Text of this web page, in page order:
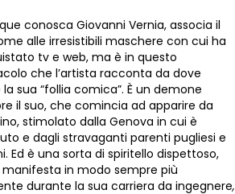
conosca Giovanni Vernia, associa il
alle irresistibili maschere con cui ha
tv e web, ma è in questo
che l’artista racconta da dove
sua “follia comica”. È un demone
il suo, che comincia ad apparire da
stimolato dalla Genova in cui è
e dagli stravaganti parenti pugliesi e
Ed è una sorta di spiritello dispettoso,
manifesta in modo sempre più
durante la sua carriera da ingegnere,